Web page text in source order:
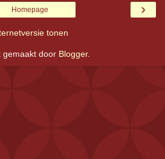
›
Homepage
tonen
gemaakt door Blogger.